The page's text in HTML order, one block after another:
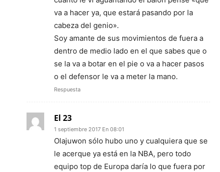
va a hacer ya, que estará pasando por la
cabeza del genio».
Soy amante de sus movimientos de fuera a
dentro de medio lado en el que sabes que o
se la va a botar en el pie o va a hacer pasos
o el defensor le va a meter la mano.
Respuesta
El 23
1 septiembre 2017 En 08:01
Olajuwon sólo hubo uno y cualquiera que se
le acerque ya está en la NBA, pero todo
equipo top de Europa daría lo que fuera por